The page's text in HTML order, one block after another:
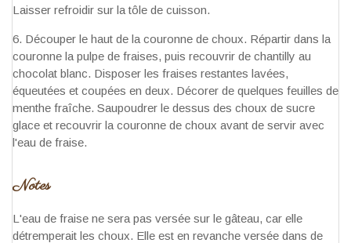
Laisser refroidir sur la tôle de cuisson.
Découper le haut de la couronne de choux. Répartir dans la
couronne la pulpe de fraises, puis recouvrir de chantilly au
chocolat blanc. Disposer les fraises restantes lavées,
équeutées et coupées en deux. Décorer de quelques feuilles de
menthe fraîche. Saupoudrer le dessus des choux de sucre
glace et recouvrir la couronne de choux avant de servir avec
l'eau de fraise.
Notes
L'eau de fraise ne sera pas versée sur le gâteau, car elle
détremperait les choux. Elle est en revanche versée dans de